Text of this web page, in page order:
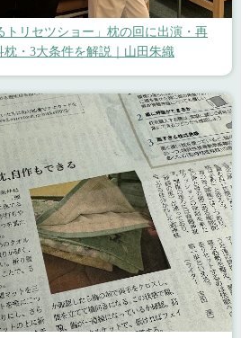
トリセツショー」枕の回に出演・再
・3大条件を解説｜山田朱織